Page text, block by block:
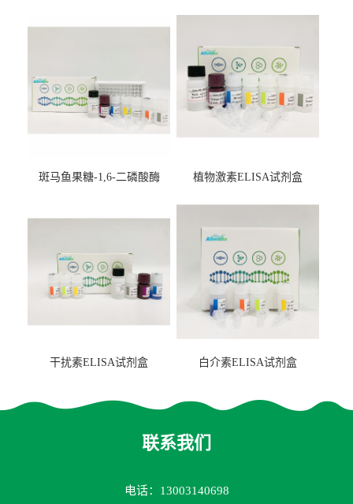
斑马鱼果糖-1,6-二磷酸酶
盒
植物激素ELISA试剂盒
干扰素ELISA试剂盒 白介素ELISA试剂盒
联系我们
电话：13003140698